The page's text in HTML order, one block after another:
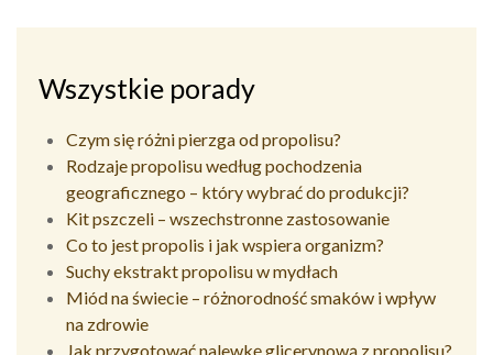
Wszystkie porady
Czym się różni pierzga od propolisu?
Rodzaje propolisu według pochodzenia
geograficznego – który wybrać do produkcji?
Kit pszczeli – wszechstronne zastosowanie
Co to jest propolis i jak wspiera organizm?
Suchy ekstrakt propolisu w mydłach
Miód na świecie – różnorodność smaków i wpływ
na zdrowie
Jak przygotować nalewkę glicerynową z propolisu?